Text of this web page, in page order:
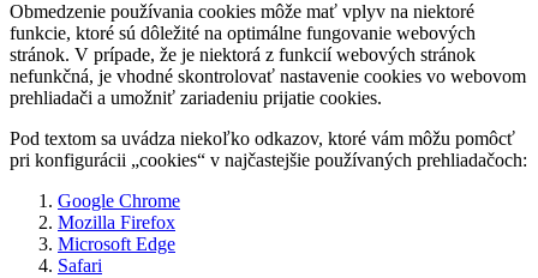
Obmedzenie používania cookies môže mať vplyv na niektoré
funkcie, ktoré sú dôležité na optimálne fungovanie webových
stránok. V prípade, že je niektorá z funkcií webových stránok
nefunkčná, je vhodné skontrolovať nastavenie cookies vo webovom
prehliadači a umožniť zariadeniu prijatie cookies.
Pod textom sa uvádza niekoľko odkazov, ktoré vám môžu pomôcť
pri konfigurácii „cookies“ v najčastejšie používaných prehliadačoch:
Google Chrome
Mozilla Firefox
Microsoft Edge
Safari